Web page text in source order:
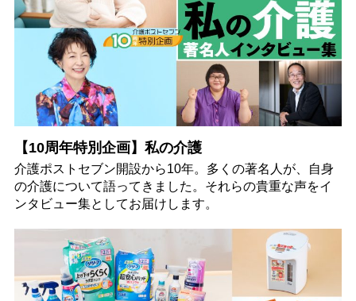
【10周年特別企画】私の介護
介護ポストセブン開設から10年。多くの著名人が、自身
の介護について語ってきました。それらの貴重な声をイ
ンタビュー集としてお届けします。